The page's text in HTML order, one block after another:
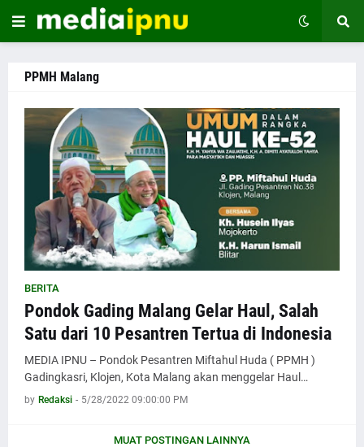
PPMH Malang
BERITA
Pondok Gading Malang Gelar Haul, Salah
Satu dari 10 Pesantren Tertua di Indonesia
MEDIA IPNU – Pondok Pesantren Miftahul Huda ( PPMH )
Gadingkasri, Klojen, Kota Malang akan menggelar Haul…
by Redaksi - 5/28/2022 09:00:00 PM
MUAT POSTINGAN LAINNYA